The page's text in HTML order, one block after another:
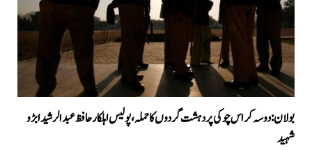
بولان: دوسہ کراس چوکی پر دہشت گردوں کا حملہ، پولیس اہلکار حافظ عبدالرشید ابڑو
شہید